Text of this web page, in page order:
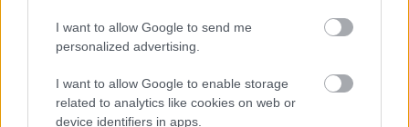
I want to allow Google to send me
personalized advertising.
I want to allow Google to enable storage
related to analytics like cookies on web or
device identifiers in apps.
használni is fogják.(A fenti képre kattintva
megnézhetitek a stúdiót.)
A műsornak több állandó rovata is lesz, az egyikben,
az egyelőre "Heti szőrős" munkacímet viselő